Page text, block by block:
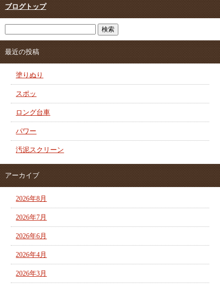
ブログトップ
最近の投稿
塗りぬり
スポッ
ロング台車
パワー
汚泥スクリーン
アーカイブ
2026年8月
2026年7月
2026年6月
2026年4月
2026年3月